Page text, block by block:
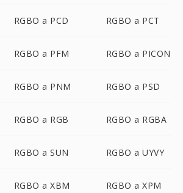
RGBO a PCD RGBO a PCT
RGBO a PFM RGBO a PICON
RGBO a PNM RGBO a PSD
RGBO a RGB RGBO a RGBA
RGBO a SUN RGBO a UYVY
RGBO a XBM RGBO a XPM